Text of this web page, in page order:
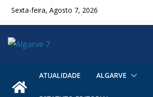
SkipSexta-feira, Agosto 7, 2026
ATUALIDADE ALGARVE